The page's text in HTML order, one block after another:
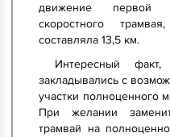
движение первой
скоростного
составляла 13,5 км.
Интересный
закладывались с
участки полноценного
При желании
трамвай на